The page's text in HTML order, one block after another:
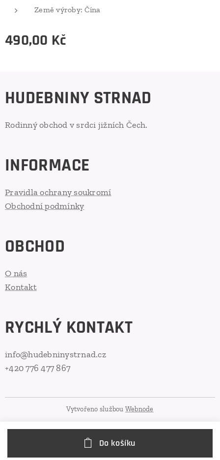
Země výroby: Čína
490,00 Kč
Do košíku
HUDEBNINY STRNAD
Rodinný obchod v srdci jižních Čech.
INFORMACE
Pravidla ochrany soukromí
Obchodní podmínky
OBCHOD
O nás
Kontakt
RYCHLÝ KONTAKT
info@hudebninystrnad.cz
+420 776 477 867
Vytvořeno službou Webnode